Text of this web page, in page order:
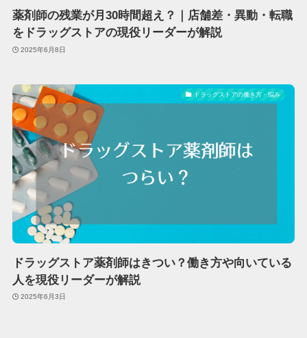
薬剤師の残業が月30時間超え？｜店舗差・異動・転職
をドラッグストアの現役リーダーが解説
2025年6月8日
ドラッグストアの働き方・悩み
ドラッグストア薬剤師はきつい？働き方や向いている
人を現役リーダーが解説
2025年6月3日